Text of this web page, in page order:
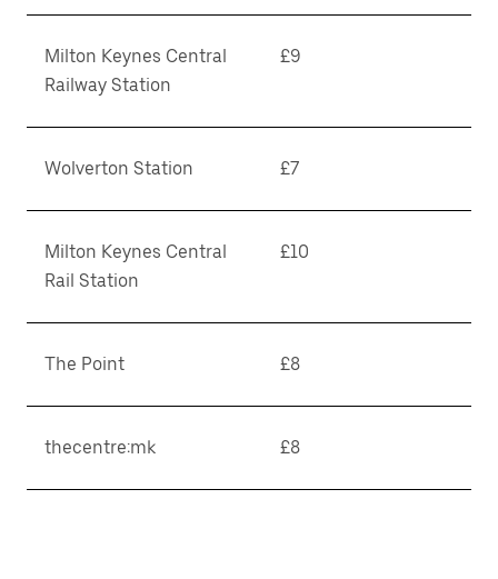
Milton Keynes Central
Railway Station
£9
Wolverton Station £7
Milton Keynes Central
Rail Station
£10
The Point £8
thecentre:mk £8